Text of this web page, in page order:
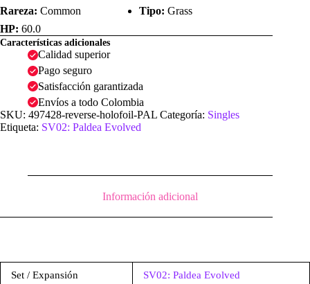
Rareza: Common Tipo: Grass
HP: 60.0
Características adicionales
Calidad superior
Pago seguro
Satisfacción garantizada
Envíos a todo Colombia
SKU: 497428-reverse-holofoil-PAL Categoría: Singles
Etiqueta: SV02: Paldea Evolved
Información adicional
Set / Expansión SV02: Paldea Evolved